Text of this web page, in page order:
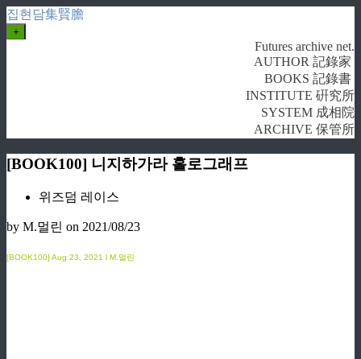
집현담集賢膽
+
Futures archive net.
AUTHOR 記錄家
BOOKS 記錄書
INSTITUTE 硏究所
SYSTEM 成相院
ARCHIVE 保管所
[BOOK100] 니지하가라 홀로그래프
위즈덤 레이스
by M.멀린 on 2021/08/23
[BOOK100] Aug 23, 2021 l M.멀린